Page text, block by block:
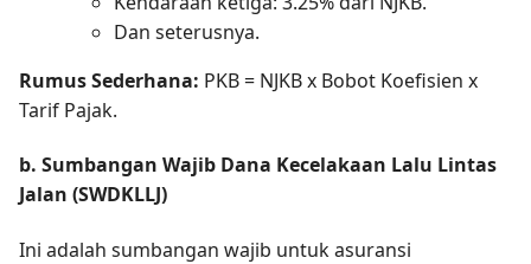
Dan seterusnya.
Rumus Sederhana: PKB = NJKB x Bobot Koefisien x
Tarif Pajak.
b. Sumbangan Wajib Dana Kecelakaan Lalu Lintas
Jalan (SWDKLLJ)
Ini adalah sumbangan wajib untuk asuransi